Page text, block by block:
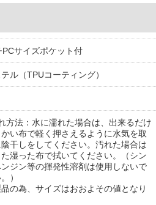
PCサイズポケット付
ル（TPUコーティング）
方法：水に濡れた場合は、出来るだけ
い布で軽く押さえるように水気を取
干しをしてください。汚れた場合は
湿った布で拭いてください。（シン
ジン等の揮発性溶剤は使用しないで
）
の為、サイズはおおよその値となり